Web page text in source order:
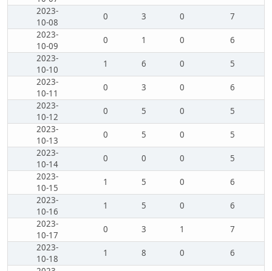
2023-
10-08
0 3 0
7
2023-
10-09
0 1 0
6
2023-
10-10
1 6 0
5
2023-
10-11
0 3 0
6
2023-
10-12
0 5 0
5
2023-
10-13
0 5 0
5
2023-
10-14
0 0 0
5
2023-
10-15
1 5 0
6
2023-
10-16
1 5 0
6
2023-
10-17
0 3 1
7
2023-
10-18
1 8 0
6